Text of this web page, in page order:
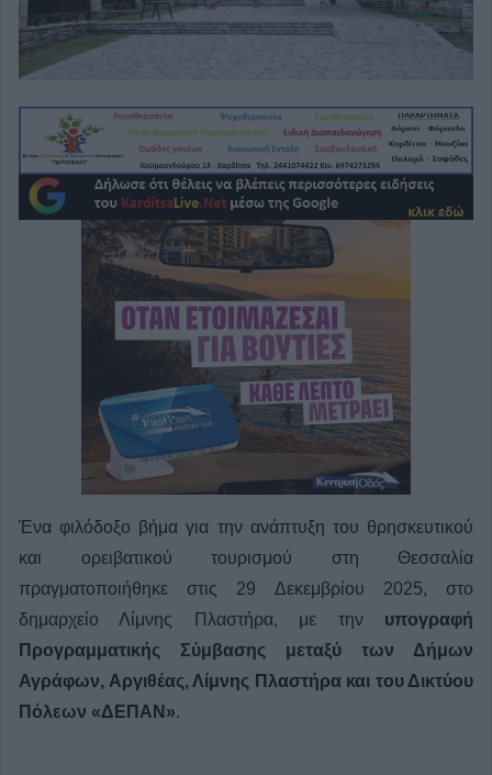
Ένα φιλόδοξο βήμα για την ανάπτυξη του θρησκευτικού
και ορειβατικού τουρισμού στη Θεσσαλία
πραγματοποιήθηκε στις 29 Δεκεμβρίου 2025, στο
δημαρχείο Λίμνης Πλαστήρα, με την υπογραφή
Προγραμματικής Σύμβασης μεταξύ των Δήμων
Αγράφων, Αργιθέας, Λίμνης Πλαστήρα και του Δικτύου
Πόλεων «ΔΕΠΑΝ».